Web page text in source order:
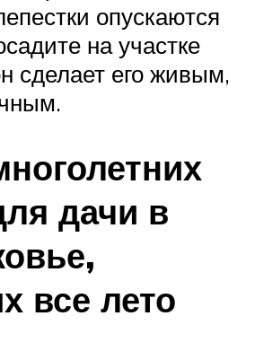
опускаются
на участке
сделает его живым,
дачи в
все лето